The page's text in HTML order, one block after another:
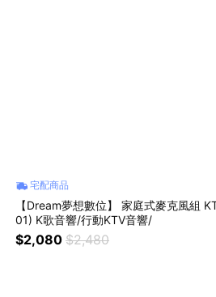
宅配商品
【Dream夢想數位】 家庭式麥克風組
01) K歌音響/行動KTV音響/
$2,080 $2,480